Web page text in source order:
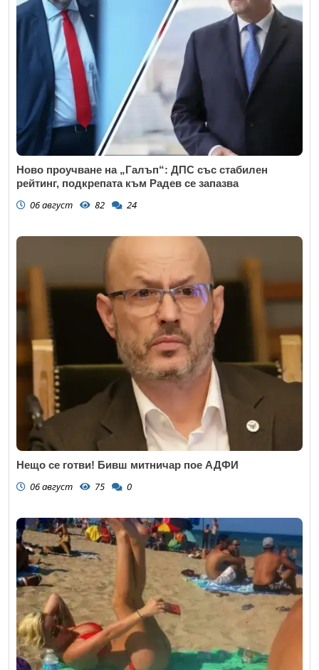
Коментар*
Ново проучване на „Галъп“: ДПС със стабилен
рейтинг, подкрепата към Радев се запазва
06 август 82 24
Нещо се готви! Бивш митничар пое АДФИ
06 август 75 0